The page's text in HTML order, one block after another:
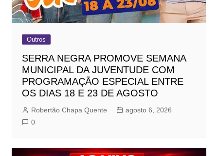
Outros
SERRA NEGRA PROMOVE SEMANA
MUNICIPAL DA JUVENTUDE COM
PROGRAMAÇÃO ESPECIAL ENTRE
OS DIAS 18 E 23 DE AGOSTO
Robertão Chapa Quente
agosto 6, 2026
0